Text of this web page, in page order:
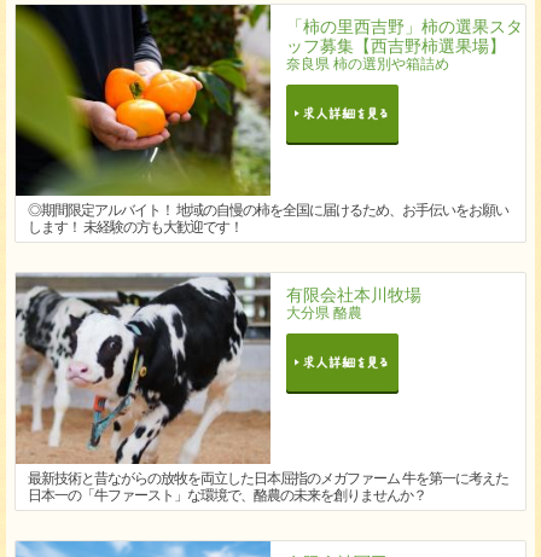
「柿の里西吉野」柿の選果スタ
ッフ募集【西吉野柿選果場】
奈良県 柿の選別や箱詰め
◎期間限定アルバイト！ 地域の自慢の柿を全国に届けるため、お手伝いをお願い
します！ 未経験の方も大歓迎です！
有限会社本川牧場
大分県 酪農
最新技術と昔ながらの放牧を両立した日本屈指のメガファーム 牛を第一に考えた
日本一の「牛ファースト」な環境で、酪農の未来を創りませんか？